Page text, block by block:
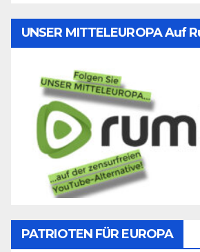
UNSER MITTELEUROPA Auf
PATRIOTEN FÜR EUROPA